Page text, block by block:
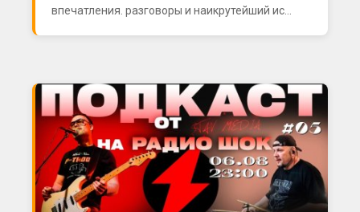
впечатления. разговоры и наикрутейший ис...